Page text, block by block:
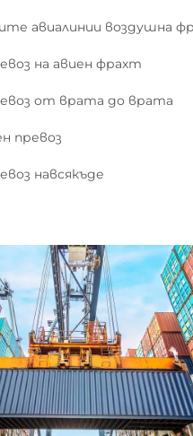
авиалинии воздушна
на авиен фрахт
от врата до врата
превоз
навсякъде